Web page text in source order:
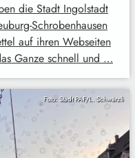
die Stadt Ingolstadt
Schrobenhausen
auf ihren Webseiten
Ganze schnell und …
Foto: Stadt PAF/L. Schwärzli